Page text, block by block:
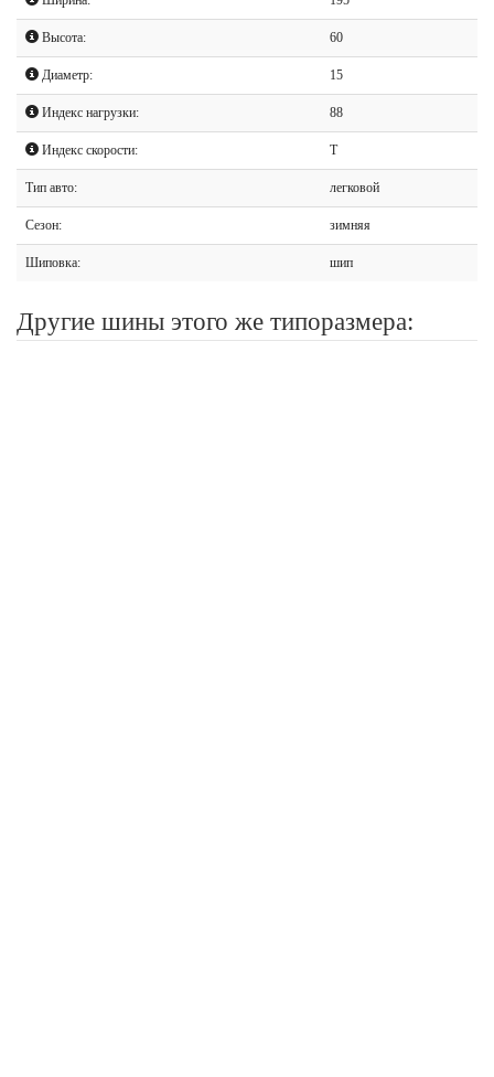
Высота: 60
Диаметр: 15
Индекс нагрузки: 88
Индекс скорости: T
Тип авто: легковой
Сезон: зимняя
Шиповка: шип
Другие шины этого же типоразмера: